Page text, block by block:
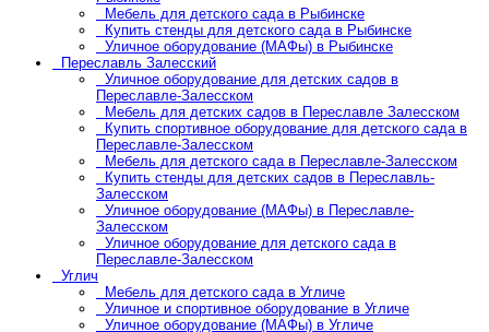
Мебель для детского сада в Рыбинске
Купить стенды для детского сада в Рыбинске
Уличное оборудование (МАФы) в Рыбинске
Переславль Залесский
Уличное оборудование для детских садов в
Переславле-Залесском
Мебель для детских садов в Переславле Залесском
Купить спортивное оборудование для детского сада в
Переславле-Залесском
Мебель для детского сада в Переславле-Залесском
Купить стенды для детских садов в Переславль-
Залесском
Уличное оборудование (МАФы) в Переславле-
Залесском
Уличное оборудование для детского сада в
Переславле-Залесском
Углич
Мебель для детского сада в Угличе
Уличное и спортивное оборудование в Угличе
Уличное оборудование (МАФы) в Угличе